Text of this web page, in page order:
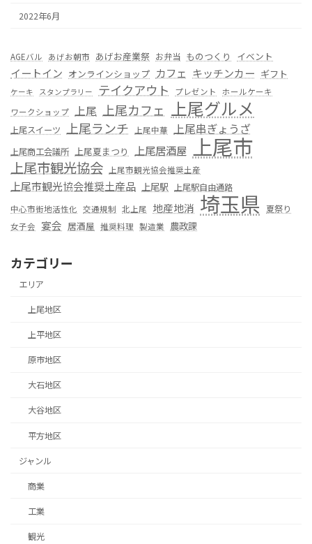
2022年6月
AGEバル あげお朝市 あげお産業祭 お弁当 ものつくり イベント
イートイン オンラインショップ カフェ キッチンカー ギフト
ケーキ スタンプラリー テイクアウト プレゼント
ホールケーキ
ワークショップ 上尾 上尾カフェ 上尾グルメ
上尾スイーツ 上尾ランチ 上尾中華 上尾串ぎょうざ
上尾商工会議所 上尾夏まつり 上尾居酒屋 上尾市
上尾市観光協会 上尾市観光協会推奨土産
上尾市観光協会推奨土産品 上尾駅 上尾駅自由通路
中心市街地活性化 交通規制 北上尾 地産地消 埼玉県 夏祭り
女子会 宴会 居酒屋 推奨料理 製造業 農政課
カテゴリー
エリア
上尾地区
上平地区
原市地区
大石地区
大谷地区
平方地区
ジャンル
商業
工業
観光